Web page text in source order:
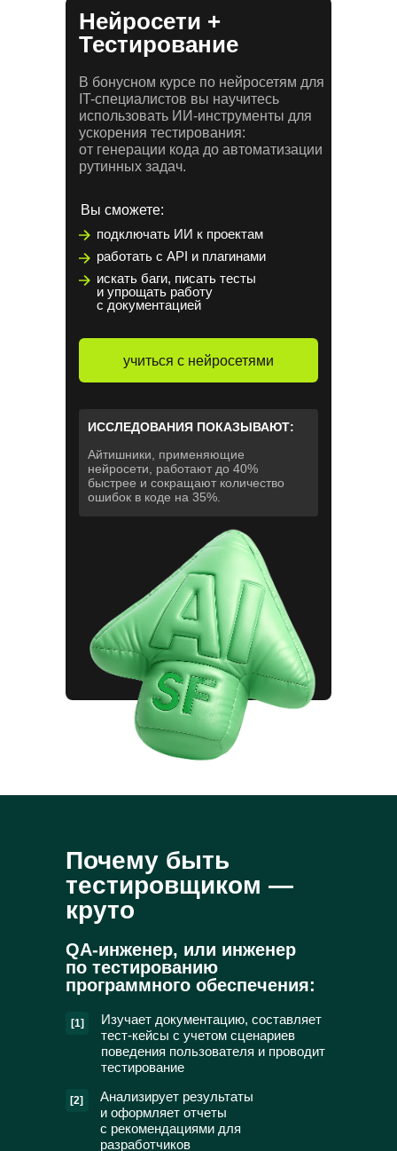
Нейросети +
Тестирование
В бонусном курсе по нейросетям для
IT-специалистов вы научитесь
использовать ИИ-инструменты для
ускорения тестирования:
от генерации кода до автоматизации
рутинных задач.
учиться с нейросетями
ИССЛЕДОВАНИЯ ПОКАЗЫВАЮТ:
Айтишники, применяющие
нейросети, работают до 40%
быстрее и сокращают количество
ошибок в коде на 35%.
Вы сможете:
подключать ИИ к проектам
работать с API и плагинами
искать баги, писать тесты
и упрощать работу
с документацией
Почему быть
тестировщиком —
круто
QA-инженер, или инженер
по тестированию
программного обеспечения:
[1]
Изучает документацию, составляет
тест-кейсы с учетом сценариев
поведения пользователя и проводит
тестирование
[2]
Анализирует результаты
и оформляет отчеты
с рекомендациями для
разработчиков